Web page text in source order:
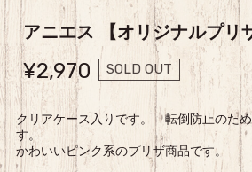
アニエス 【オリジナルプリ
¥2,970 SOLD OUT
クリアケース入りです。 転倒防止のた
す。
かわいいピンク系のプリザ商品です。